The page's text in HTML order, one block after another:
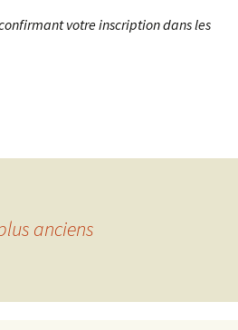
votre inscription dans les
anciens